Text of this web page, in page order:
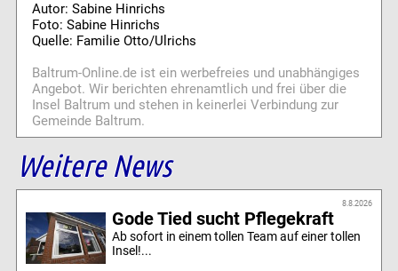
Autor: Sabine Hinrichs
Foto: Sabine Hinrichs
Quelle: Familie Otto/Ulrichs
Baltrum-Online.de ist ein werbefreies und unabhängiges
Angebot. Wir berichten ehrenamtlich und frei über die
Insel Baltrum und stehen in keinerlei Verbindung zur
Gemeinde Baltrum.
Weitere News
8.8.2026
Gode Tied sucht Pflegekraft
Ab sofort in einem tollen Team auf einer tollen
Insel!...